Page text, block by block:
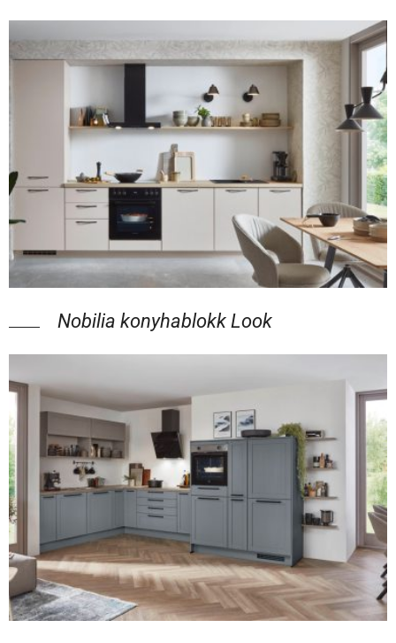
Nobilia konyhablokk Look